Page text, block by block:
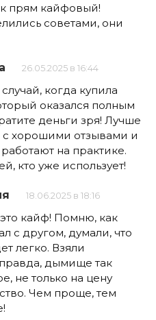
прям кайфовый!
советами, они
26.05.2025 в 16:44
когда купила
оказался полным
деньги зря! Лучше
хорошими отзывами и
на практике.
кто уже использует!
18.06.2025 в 18:16
кайф! Помню, как
с другом, думали, что
легко. Взяли
дымище так
не только на цену
Чем проще, тем